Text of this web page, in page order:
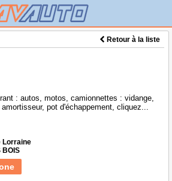
Retour à la liste
: autos, motos, camionnettes : vidange,
pot d'échappement, cliquez...
Lorraine
BOIS